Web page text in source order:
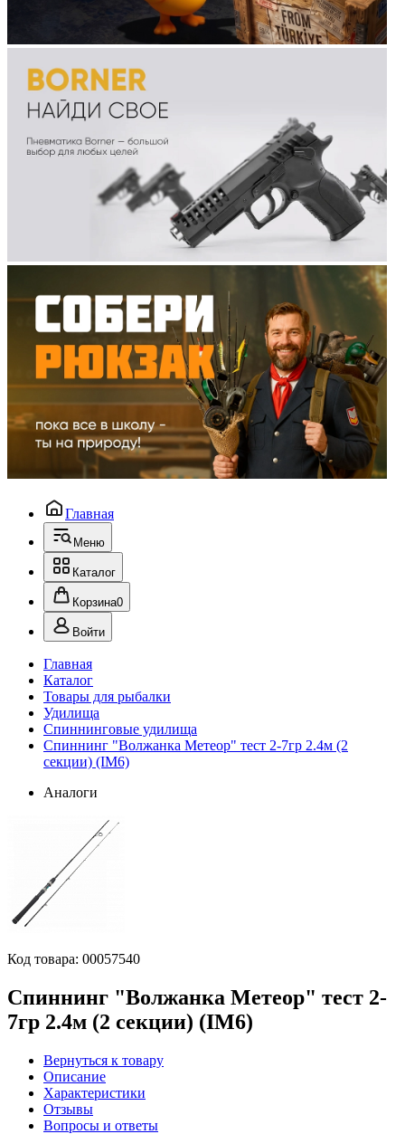
Главная
Меню
Каталог
Корзина0
Войти
Главная
Каталог
Товары для рыбалки
Удилища
Спиннинговые удилища
Спиннинг "Волжанка Метеор" тест 2-7гр 2.4м (2
секции) (IM6)
Аналоги
Код товара: 00057540
Спиннинг "Волжанка Метеор" тест 2-
7гр 2.4м (2 секции) (IM6)
Вернуться к товару
Описание
Характеристики
Отзывы
Вопросы и ответы